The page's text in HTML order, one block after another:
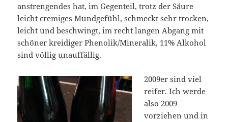
anstrengendes hat, im Gegenteil, trotz der Säure
leicht cremiges Mundgefühl, schmeckt sehr trocken,
leicht und beschwingt, im recht langen Abgang mit
schöner kreidiger Phenolik/Mineralik, 11% Alkohol
sind völlig unauffällig.
2009er sind viel
reifer. Ich werde
also 2009
vorziehen und in